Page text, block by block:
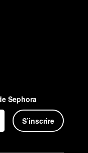
Sephora
S’inscrire